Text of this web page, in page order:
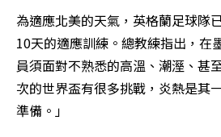
為適應北美的天氣，英格蘭足球隊
10天的適應訓練。總教練指出，在
員須面對不熟悉的高溫、潮溼、甚
次的世界盃有很多挑戰，炎熱是其
準備。」